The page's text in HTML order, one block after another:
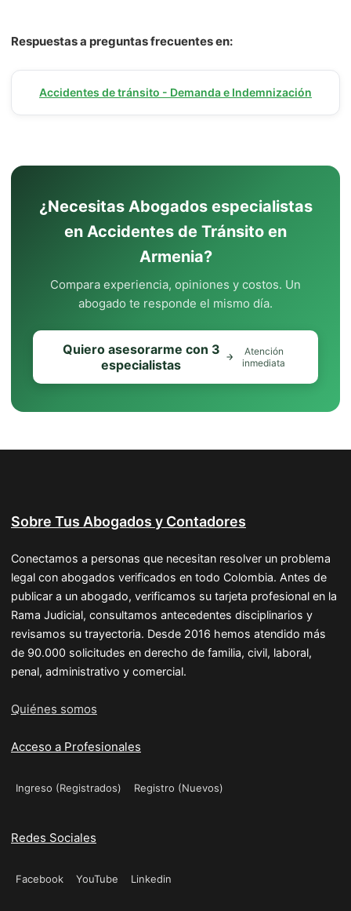
Respuestas a preguntas frecuentes en:
Accidentes de tránsito - Demanda e Indemnización
¿Necesitas Abogados especialistas
en Accidentes de Tránsito en
Armenia?
Compara experiencia, opiniones y costos. Un
abogado te responde el mismo día.
Quiero asesorarme con 3
especialistas
Atención
inmediata
Sobre Tus Abogados y Contadores
Conectamos a personas que necesitan resolver un problema
legal con abogados verificados en todo Colombia. Antes de
publicar a un abogado, verificamos su tarjeta profesional en la
Rama Judicial, consultamos antecedentes disciplinarios y
revisamos su trayectoria. Desde 2016 hemos atendido más
de 90.000 solicitudes en derecho de familia, civil, laboral,
penal, administrativo y comercial.
Quiénes somos
Acceso a Profesionales
Ingreso (Registrados) Registro (Nuevos)
Redes Sociales
Facebook YouTube Linkedin